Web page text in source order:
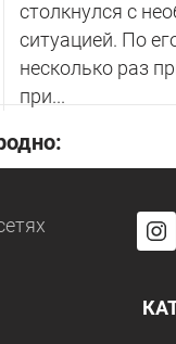
столкнулся с
ситуацией. По
несколько раз
при...